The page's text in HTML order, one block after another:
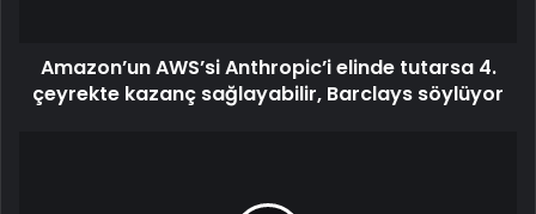
Amazon’un AWS’si Anthropic’i elinde tutarsa 4.
çeyrekte kazanç sağlayabilir, Barclays söylüyor